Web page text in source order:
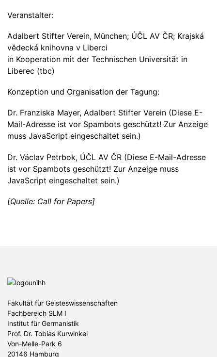
Veranstalter:
Adalbert Stifter Verein, München; ÚČL AV ČR; Krajská
vědecká knihovna v Liberci
in Kooperation mit der Technischen Universität in
Liberec (tbc)
Konzeption und Organisation der Tagung:
Dr. Franziska Mayer, Adalbert Stifter Verein (Diese E-
Mail-Adresse ist vor Spambots geschützt! Zur Anzeige
muss JavaScript eingeschaltet sein.)
Dr. Václav Petrbok, ÚČL AV ČR (Diese E-Mail-Adresse
ist vor Spambots geschützt! Zur Anzeige muss
JavaScript eingeschaltet sein.)
[Quelle: Call for Papers]
Fakultät für Geisteswissenschaften
Fachbereich SLM I
Institut für Germanistik
Prof. Dr. Tobias Kurwinkel
Von-Melle-Park 6
20146 Hamburg